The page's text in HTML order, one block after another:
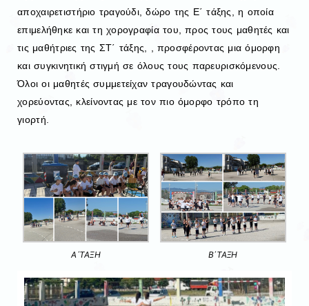
αποχαιρετιστήριο τραγούδι, δώρο της Ε΄ τάξης, η οποία
επιμελήθηκε και τη χορογραφία του, προς τους μαθητές και
τις μαθήτριες της ΣΤ΄ τάξης, , προσφέροντας μια όμορφη
και συγκινητική στιγμή σε όλους τους παρευρισκόμενους.
Όλοι οι μαθητές συμμετείχαν τραγουδώντας και
χορεύοντας, κλείνοντας με τον πιο όμορφο τρόπο τη
γιορτή.
Α΄ΤΑΞΗ Β΄ΤΑΞΗ